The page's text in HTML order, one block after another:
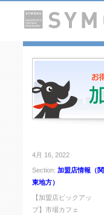
4月 16, 2022
Section: 加盟店情報（関
東地方）
【加盟店ピックアッ
プ】市場カフェ